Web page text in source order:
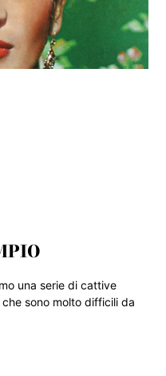
una serie di cattive
sono molto difficili da